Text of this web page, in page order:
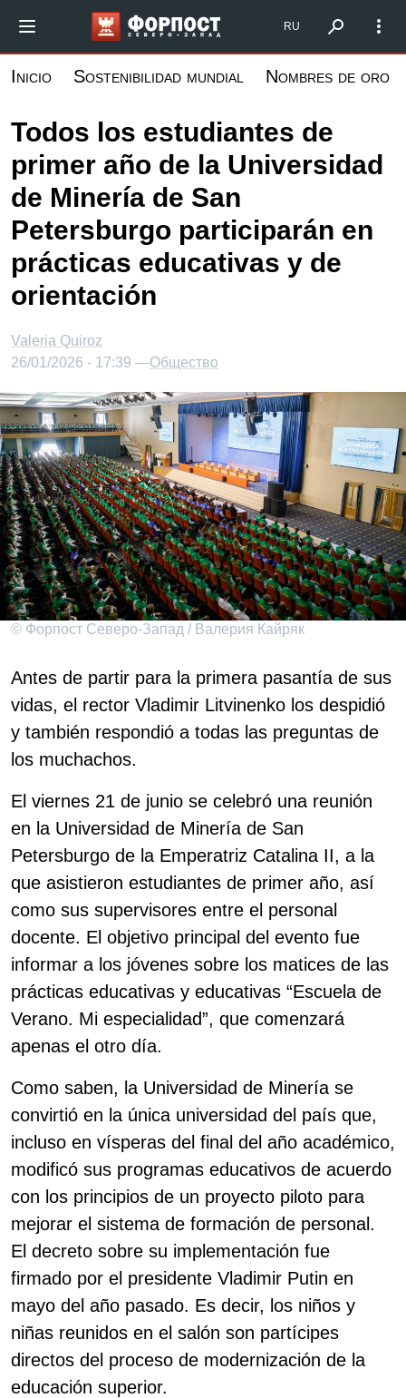
contenido
Форпост Северо-Запад
RU
Inicio Sostenibilidad mundial Nombres de oro
Todos los estudiantes de
primer año de la Universidad
de Minería de San
Petersburgo participarán en
prácticas educativas y de
orientación
Valeria Quiroz
26/01/2026 - 17:39 —Общество
© Форпост Северо-Запад / Валерия Кайряк
Antes de partir para la primera pasantía de sus
vidas, el rector Vladimir Litvinenko los despidió
y también respondió a todas las preguntas de
los muchachos.
El viernes 21 de junio se celebró una reunión
en la Universidad de Minería de San
Petersburgo de la Emperatriz Catalina II, a la
que asistieron estudiantes de primer año, así
como sus supervisores entre el personal
docente. El objetivo principal del evento fue
informar a los jóvenes sobre los matices de las
prácticas educativas y educativas “Escuela de
Verano. Mi especialidad”, que comenzará
apenas el otro día.
Como saben, la Universidad de Minería se
convirtió en la única universidad del país que,
incluso en vísperas del final del año académico,
modificó sus programas educativos de acuerdo
con los principios de un proyecto piloto para
mejorar el sistema de formación de personal.
El decreto sobre su implementación fue
firmado por el presidente Vladimir Putin en
mayo del año pasado. Es decir, los niños y
niñas reunidos en el salón son partícipes
directos del proceso de modernización de la
educación superior.